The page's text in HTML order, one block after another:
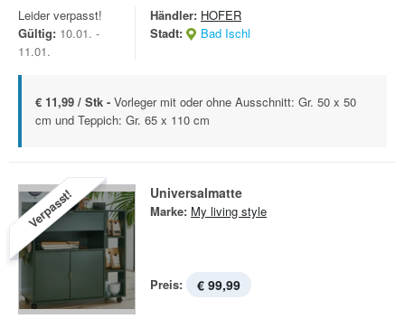
Leider verpasst!
Gültig: 10.01. -
11.01.
Händler: HOFER
Stadt:
Bad Ischl
€ 11,99 / Stk - Vorleger mit oder ohne Ausschnitt: Gr. 50 x 50
cm und Teppich: Gr. 65 x 110 cm
Verpasst! Universalmatte
Marke: My living style
Preis: € 99,99